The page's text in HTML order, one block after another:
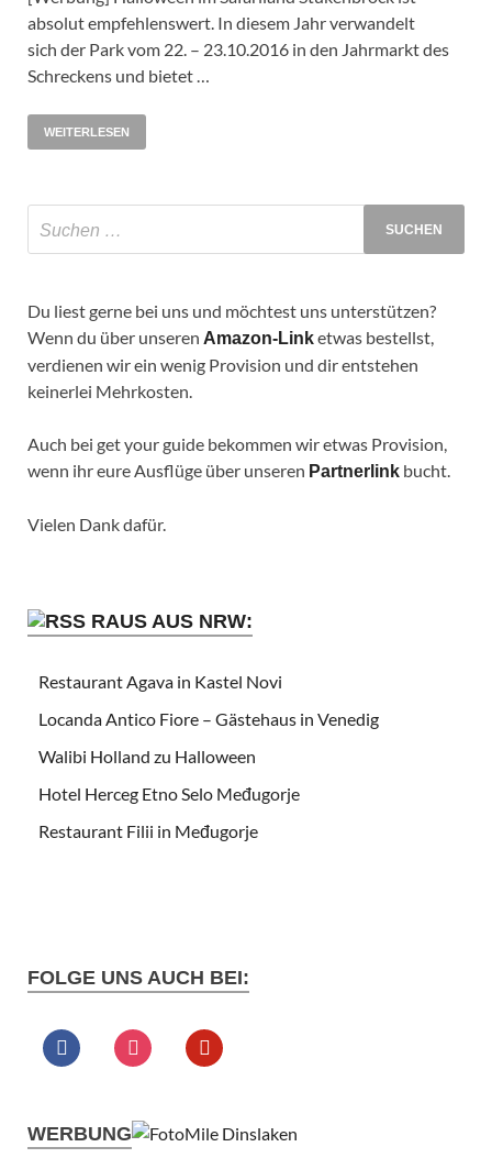
absolut empfehlenswert. In diesem Jahr verwandelt
sich der Park vom 22. – 23.10.2016 in den Jahrmarkt des
Schreckens und bietet …
WEITERLESEN
Du liest gerne bei uns und möchtest uns unterstützen?
Wenn du über unseren Amazon-Linketwas bestellst,
verdienen wir ein wenig Provision und dir entstehen
keinerlei Mehrkosten.
Auch bei get your guide bekommen wir etwas Provision,
wenn ihr eure Ausflüge über unseren Partnerlink bucht.
Vielen Dank dafür.
RAUS AUS NRW:
Restaurant Agava in Kastel Novi
Locanda Antico Fiore – Gästehaus in Venedig
Walibi Holland zu Halloween
Hotel Herceg Etno Selo Međugorje
Restaurant Filii in Međugorje
FOLGE UNS AUCH BEI:
WERBUNG